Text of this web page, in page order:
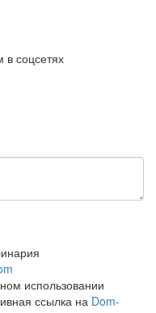
в соцсетях
использовании
ссылка на Dom-